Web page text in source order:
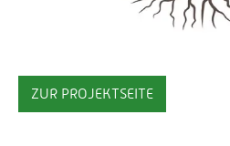
ZUR PROJEKTSEITE